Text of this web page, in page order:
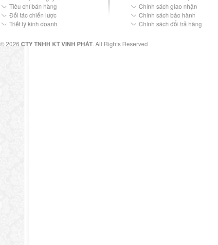
Tiêu chí bán hàng
Đối tác chiến lược
Triết lý kinh doanh
Chính sách giao nhận
Chính sách bảo hành
Chính sách đổi trả hàng
© 2026 CTY TNHH KT VINH PHÁT. All Rights Reserved